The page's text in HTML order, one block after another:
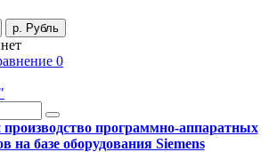
р. Рубль
0
программно-аппаратных
на базе оборудования Siemens